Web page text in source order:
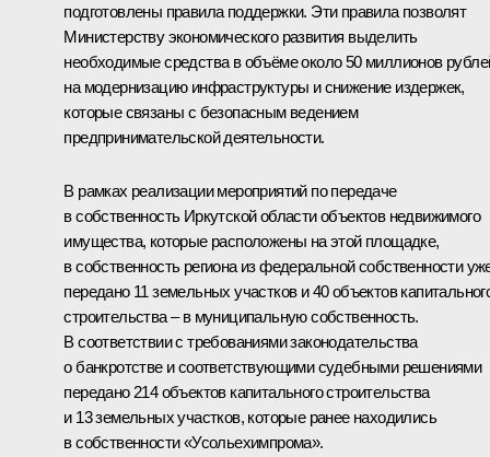
подготовлены правила поддержки. Эти правила позволят
Министерству экономического развития выделить
необходимые средства в объёме около 50 миллионов
на модернизацию инфраструктуры и снижение издержек,
которые связаны с безопасным ведением
предпринимательской деятельности.
В рамках реализации мероприятий по передаче
в собственность Иркутской области объектов недвижимого
имущества, которые расположены на этой площадке,
в собственность региона из федеральной собственности
передано 11 земельных участков и 40 объектов
строительства – в муниципальную собственность.
В соответствии с требованиями законодательства
о банкротстве и соответствующими судебными решениями
передано 214 объектов капитального строительства
и 13 земельных участков, которые ранее находились
в собственности «Усольехимпрома».